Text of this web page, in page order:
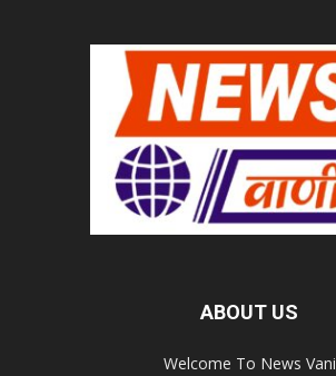
ABOUT US
Welcome To News Vani